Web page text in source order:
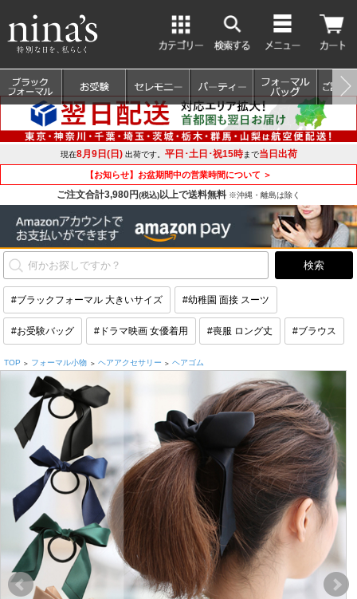
現在8月9日(日)出荷です。 平日･土日･祝15時まで当日出荷
【お知らせ】お盆期間中の営業時間について ＞
ご注文合計3,980円(税込)以上で送料無料 ※沖縄・離島は除く
#ブラックフォーマル 大きいサイズ #幼稚園 面接 スーツ
#お受験バッグ #ドラマ映画 女優着用 #喪服 ロング丈 #ブラウス
TOP > フォーマル小物 > ヘアアクセサリー > ヘアゴム